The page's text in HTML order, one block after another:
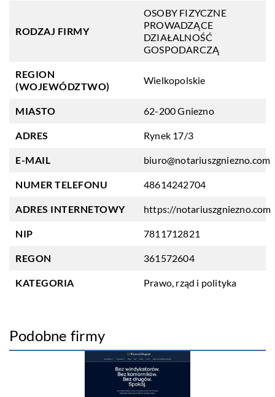
RODZAJ FIRMY
OSOBY FIZYCZNE
PROWADZĄCE
DZIAŁALNOŚĆ
GOSPODARCZĄ
REGION
(WOJEWÓDZTWO)
Wielkopolskie
MIASTO 62-200 Gniezno
ADRES Rynek 17/3
E-MAIL biuro@notariuszgniezno.com
NUMER TELEFONU 48614242704
ADRES INTERNETOWY https://notariuszgniezno.com
NIP 7811712821
REGON 361572604
KATEGORIA Prawo, rząd i polityka
Podobne firmy